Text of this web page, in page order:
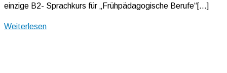
einzige B2- Sprachkurs für „Frühpädagogische Berufe“[…]
Weiterlesen